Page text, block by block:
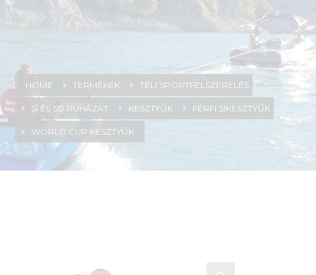
HOME TERMÉKEK TÉLI SPORTFELSZERELÉS
SÍ ÉS SB RUHÁZAT KESZTYŰK FÉRFI SÍKESZTYŰK
WORLD CUP KESZTYŰK